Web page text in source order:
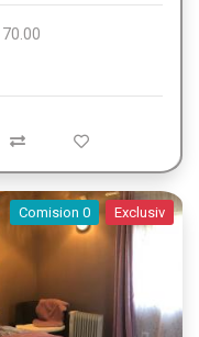
70.00
Comision 0 Exclusiv